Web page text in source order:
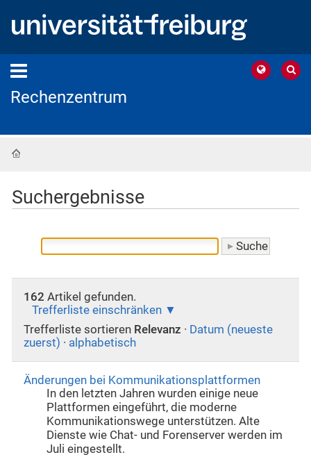
Rechenzentrum
Suchergebnisse
162 Artikel gefunden.
Trefferliste einschränken
Trefferliste sortieren Relevanz · Datum (neueste
zuerst) · alphabetisch
Änderungen bei Kommunikationsplattformen
In den letzten Jahren wurden einige neue
Plattformen eingeführt, die moderne
Kommunikationswege unterstützen. Alte
Dienste wie Chat- und Forenserver werden im
Juli eingestellt.